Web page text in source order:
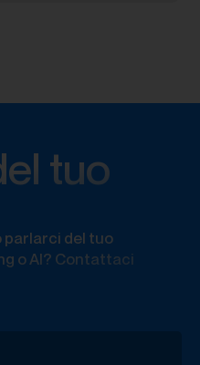
tuo
parlarci del tuo
o AI? Contattaci